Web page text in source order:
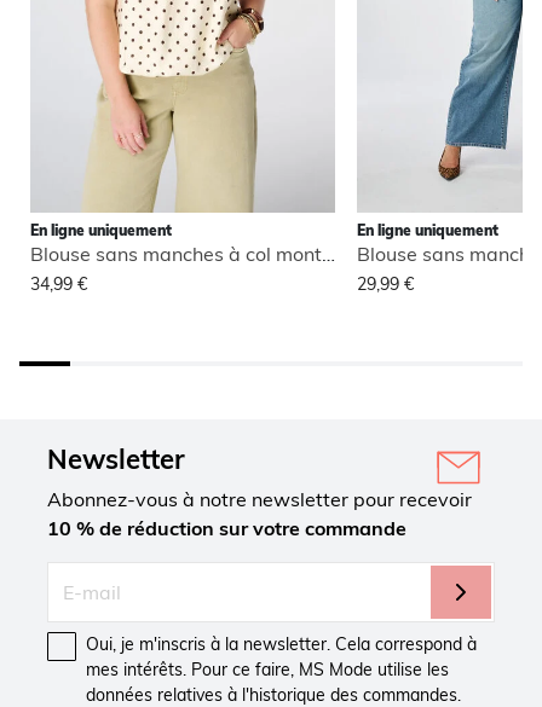
En ligne uniquement
34,99 €
En ligne uniquement
29,99 €
Newsletter
Abonnez-vous à notre newsletter pour recevoir
10 % de réduction sur votre commande
Oui, je m'inscris à la newsletter. Cela correspond à
mes intérêts. Pour ce faire, MS Mode utilise les
données relatives à l'historique des commandes.